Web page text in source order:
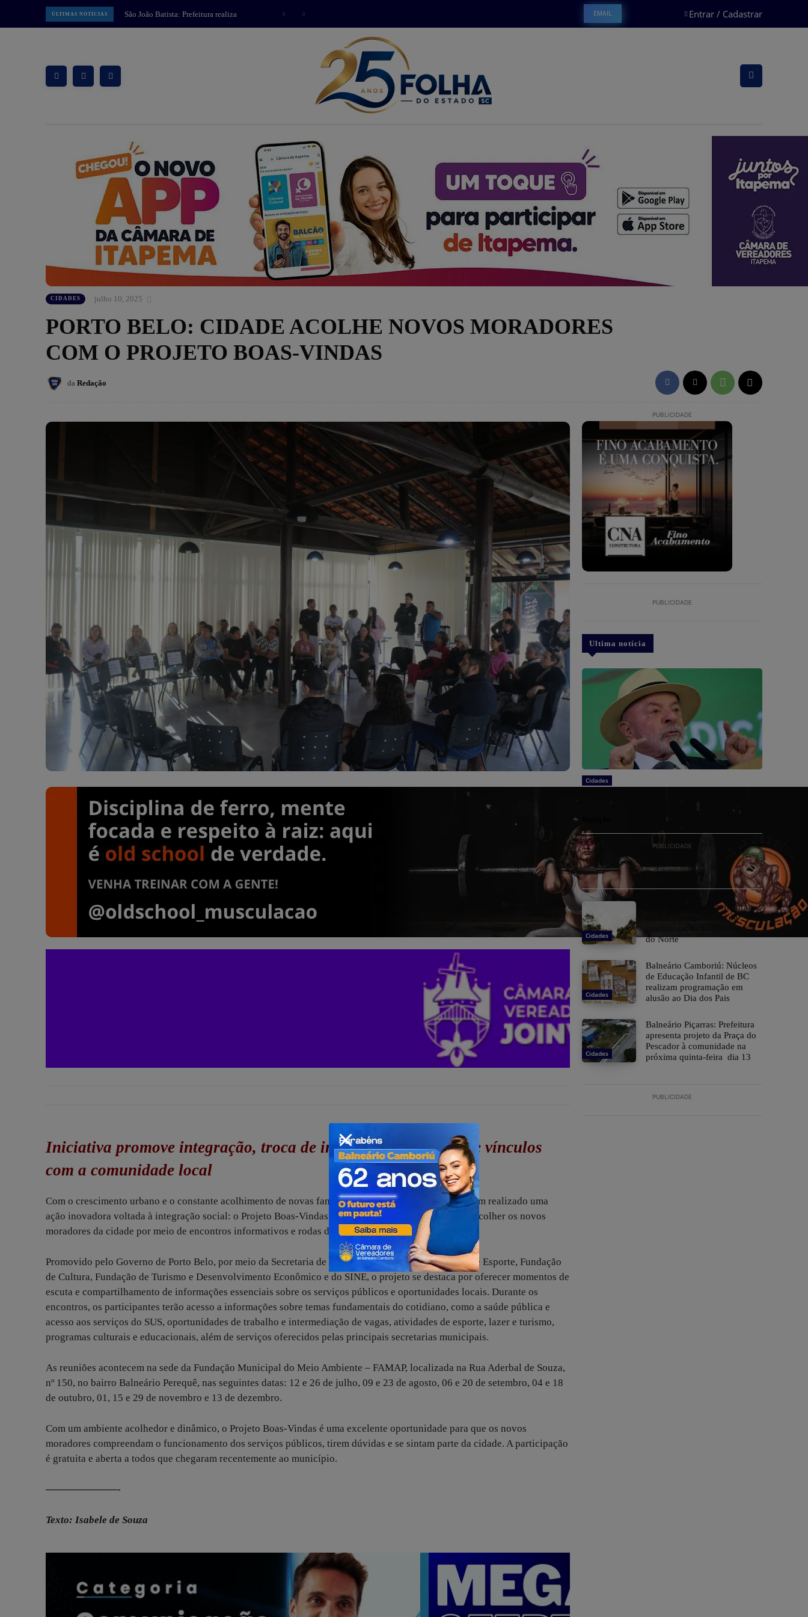
ÚLTIMAS NOTÍCIAS
Balneário Camboriú: Núcleos de
Educação Infantil de BC realizam
EMAIL Entrar / Cadastrar
CIDADES julho 10, 2025
PORTO BELO: CIDADE ACOLHE NOVOS MORADORES
COM O PROJETO BOAS-VINDAS
da Redação
Iniciativa promove integração, troca de informações e fortalece vínculos
com a comunidade local
Com o crescimento urbano e o constante acolhimento de novas famílias, o Município de Porto Belo tem realizado uma
ação inovadora voltada à integração social: o Projeto Boas-Vindas, que tem como objetivo principal acolher os novos
moradores da cidade por meio de encontros informativos e rodas de conversa.
Promovido pelo Governo de Porto Belo, por meio da Secretaria de Saúde, e com apoio da Fundação de Esporte, Fundação
de Cultura, Fundação de Turismo e Desenvolvimento Econômico e do SINE, o projeto se destaca por oferecer momentos de
escuta e compartilhamento de informações essenciais sobre os serviços públicos e oportunidades locais. Durante os
encontros, os participantes terão acesso a informações sobre temas fundamentais do cotidiano, como a saúde pública e
acesso aos serviços do SUS, oportunidades de trabalho e intermediação de vagas, atividades de esporte, lazer e turismo,
programas culturais e educacionais, além de serviços oferecidos pelas principais secretarias municipais.
As reuniões acontecem na sede da Fundação Municipal do Meio Ambiente – FAMAP, localizada na Rua Aderbal de Souza,
nº 150, no bairro Balneário Perequê, nas seguintes datas: 12 e 26 de julho, 09 e 23 de agosto, 06 e 20 de setembro, 04 e 18
de outubro, 01, 15 e 29 de novembro e 13 de dezembro.
Com um ambiente acolhedor e dinâmico, o Projeto Boas-Vindas é uma excelente oportunidade para que os novos
moradores compreendam o funcionamento dos serviços públicos, tirem dúvidas e se sintam parte da cidade. A participação
é gratuita e aberta a todos que chegaram recentemente ao município.
———————-
Texto: Isabele de Souza
PUBLICIDADE
PUBLICIDADE
Ultima notícia
Cidades
de queda do desmatamento na Amazônia
PUBLICIDADE
Cidades
São João Batista: Prefeitura
realiza entrega oficial de
pavimentação na Ribanceira
do Norte
Cidades
Balneário Camboriú: Núcleos
de Educação Infantil de BC
realizam programação em
alusão ao Dia dos Pais
Cidades
Balneário Piçarras: Prefeitura
apresenta projeto da Praça do
Pescador à comunidade na
próxima quinta-feira dia 13
PUBLICIDADE